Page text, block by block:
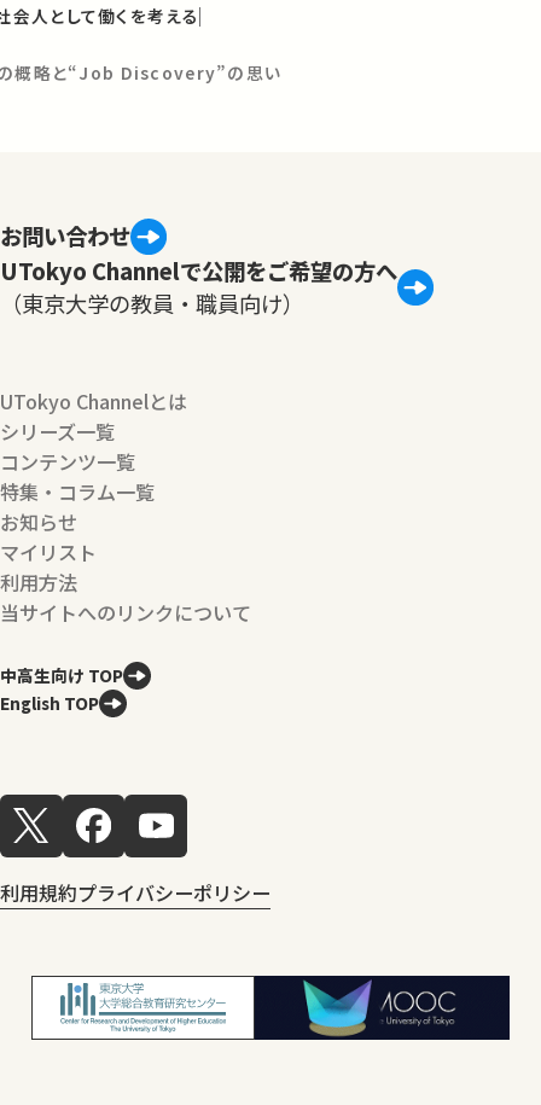
会人として働くを考える
概略と“Job Discovery”の思い
お問い合わせ
UTokyo Channelで公開をご希望の方へ
（東京大学の教員・職員向け）
UTokyo Channelとは
シリーズ一覧
コンテンツ一覧
特集・コラム一覧
お知らせ
マイリスト
利用方法
当サイトへのリンクについて
中高生向け TOP
English TOP
利用規約プライバシーポリシー